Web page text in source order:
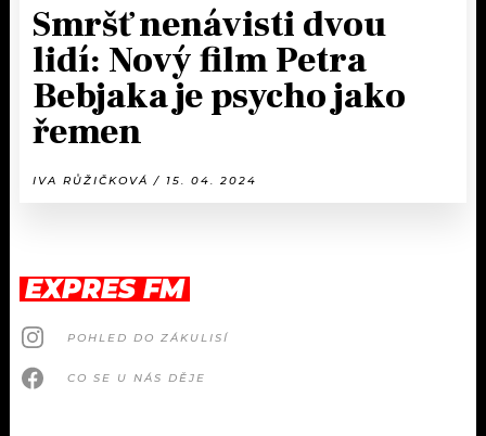
Smršť nenávisti dvou
lidí: Nový film Petra
Bebjaka je psycho jako
řemen
IVA RŮŽIČKOVÁ / 15. 04. 2024
EXPRES FM
POHLED DO ZÁKULISÍ
CO SE U NÁS DĚJE